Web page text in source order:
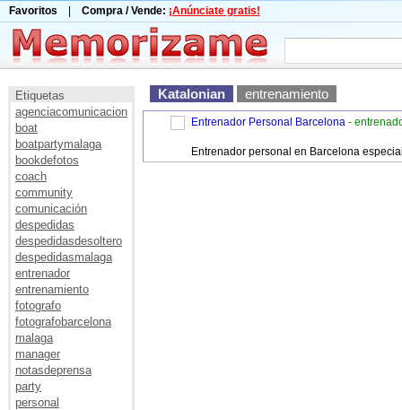
Favoritos Compra / Vende: ¡Anúnciate gratis!
Etiquetas
agenciacomunicacion
boat
boatpartymalaga
bookdefotos
coach
community
comunicación
despedidas
despedidasdesoltero
despedidasmalaga
entrenador
entrenamiento
fotografo
fotografobarcelona
malaga
manager
notasdeprensa
party
personal
Katalonian entrenamiento
Entrenador Personal Barcelona -
Entrenador personal en Barcelona